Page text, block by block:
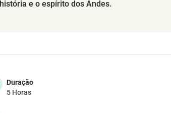
história e o espírito dos Andes.
Duração
5 Horas